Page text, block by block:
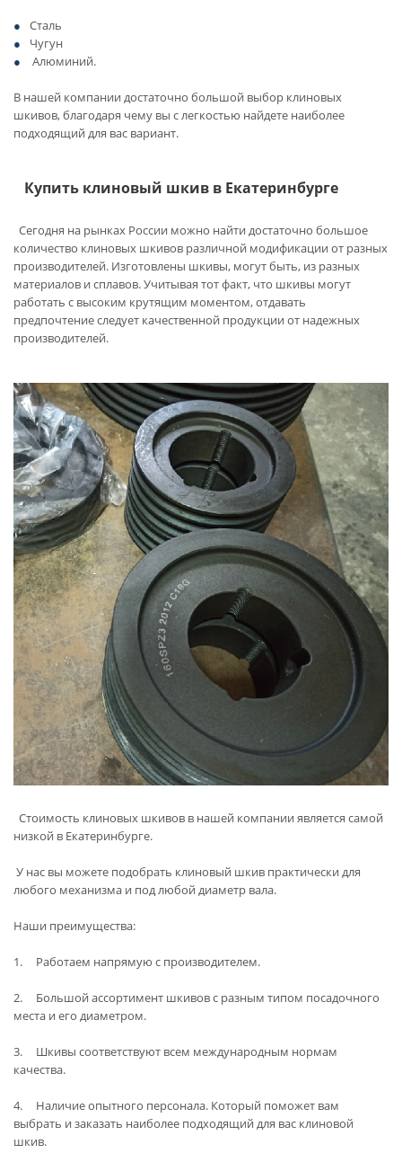
Сталь
Чугун
Алюминий.
В нашей компании достаточно большой выбор клиновых
шкивов, благодаря чему вы с легкостью найдете наиболее
подходящий для вас вариант.
Купить клиновый шкив в Екатеринбурге
Сегодня на рынках России можно найти достаточно большое
количество клиновых шкивов различной модификации от разных
производителей. Изготовлены шкивы, могут быть, из разных
материалов и сплавов. Учитывая тот факт, что шкивы могут
работать с высоким крутящим моментом, отдавать
предпочтение следует качественной продукции от надежных
производителей.
Стоимость клиновых шкивов в нашей компании является самой
низкой в Екатеринбурге.
У нас вы можете подобрать клиновый шкив практически для
любого механизма и под любой диаметр вала.
Наши преимущества:
1. Работаем напрямую с производителем.
2. Большой ассортимент шкивов с разным типом посадочного
места и его диаметром.
3. Шкивы соответствуют всем международным нормам
качества.
4. Наличие опытного персонала. Который поможет вам
выбрать и заказать наиболее подходящий для вас клиновой
шкив.